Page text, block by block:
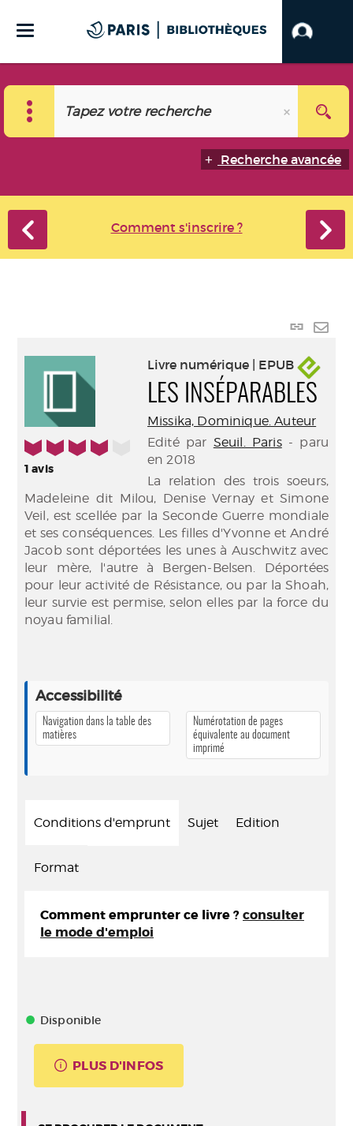
Recherche avancée
Comment s'inscrire ?
Lien
4/5
1avis
Livre numérique | EPUB
LES INSÉPARABLES
Missika, Dominique. Auteur
Edité par Seuil. Paris- paru
en 2018
La relation des trois soeurs,
Madeleine dit Milou, Denise Vernay et Simone
Veil, est scellée par la Seconde Guerre mondiale
et ses conséquences. Les filles d'Yvonne et André
Jacob sont déportées les unes à Auschwitz avec
leur mère, l'autre à Bergen-Belsen. Déportées
pour leur activité de Résistance, ou par la Shoah,
leur survie est permise, selon elles par la force du
noyau familial.
Accessibilité
Navigation dans la table des
matières
Numérotation de pages
équivalente au document
imprimé
Conditions d'emprunt Sujet Edition
Format
Comment emprunter ce livre ? consulter
le mode d'emploi
Disponible
PLUS D'INFOS